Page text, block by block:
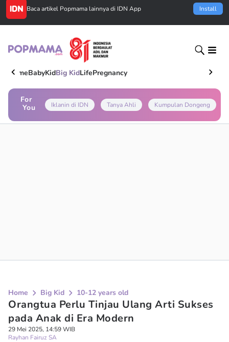
Baca artikel Popmama lainnya di IDN App Install
HomeBabyKidBig KidLifePregnancy
For
You
Iklanin di IDN Tanya Ahli Kumpulan Dongeng
Home Big Kid 10-12 years old
Orangtua Perlu Tinjau Ulang Arti Sukses
pada Anak di Era Modern
29 Mei 2025, 14:59 WIB
Rayhan Fairuz SA